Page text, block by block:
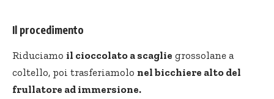
Il procedimento
Riduciamo il cioccolato a scaglie grossolane a
coltello, poi trasferiamolo nel bicchiere alto del
frullatore ad immersione.